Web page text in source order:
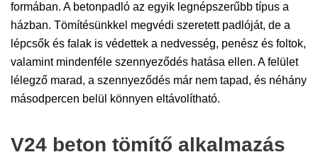
formában. A betonpadló az egyik legnépszerűbb típus a
házban. Tömítésünkkel megvédi szeretett padlóját, de a
lépcsők és falak is védettek a nedvesség, penész és foltok,
valamint mindenféle szennyeződés hatása ellen. A felület
lélegző marad, a szennyeződés már nem tapad, és néhány
másodpercen belül könnyen eltávolítható.
V24 beton tömítő alkalmazás